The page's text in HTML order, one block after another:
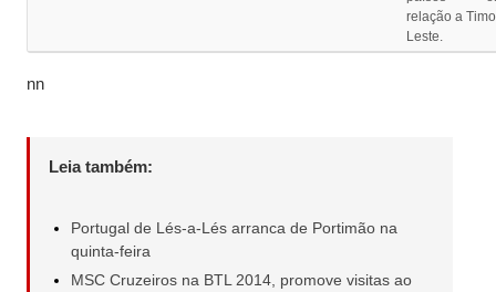
relação a
Leste.
nn
Leia também:
Portugal de Lés-a-Lés arranca de Portimão na
quinta-feira
MSC Cruzeiros na BTL 2014, promove visitas ao